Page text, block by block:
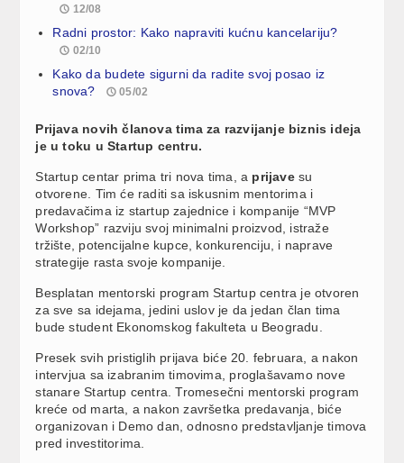
12/08
Radni prostor: Kako napraviti kućnu kancelariju?
02/10
Kako da budete sigurni da radite svoj posao iz
snova?
05/02
Prijava novih članova tima za razvijanje biznis ideja
je u toku u Startup centru.
Startup centar prima tri nova tima, a prijavesu
otvorene. Tim će raditi sa iskusnim mentorima i
predavačima iz startup zajednice i kompanije “MVP
Workshop” razviju svoj minimalni proizvod, istraže
tržište, potencijalne kupce, konkurenciju, i naprave
strategije rasta svoje kompanije.
Besplatan mentorski program Startup centra je otvoren
za sve sa idejama, jedini uslov je da jedan član tima
bude student Ekonomskog fakulteta u Beogradu.
Presek svih pristiglih prijava biće 20. februara​, a nakon
intervjua sa izabranim timovima, proglašavamo nove
stanare Startup centra. Tromesečni mentorski program
kreće od marta, a nakon završetka predavanja, biće
organizovan i Demo dan​, odnosno predstavljanje timova
pred investitorima.